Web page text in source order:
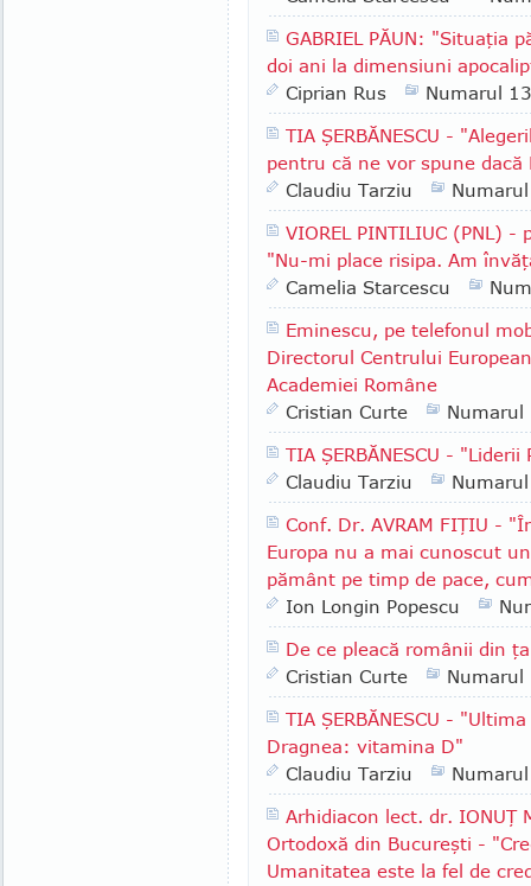
GABRIEL PĂUN: "Situaţia
doi ani la dimensiuni
Ciprian Rus
Numarul
TIA ŞERBĂNESCU -
pentru că ne vor spune
Claudiu Tarziu
VIOREL PINTILIUC (PNL)
"Nu-mi place risipa. Am
Camelia Starcescu
Eminescu, pe telefonul
Directorul Centrului
Academiei Române
Cristian Curte
Numarul
TIA ŞERBĂNESCU -
Claudiu Tarziu
Conf. Dr. AVRAM FIŢIU -
Europa nu a mai cunoscut
pământ pe timp de pace,
Ion Longin Popescu
De ce pleacă românii din
Cristian Curte
Numarul
TIA ŞERBĂNESCU -
Dragnea: vitamina D"
Claudiu Tarziu
Arhidiacon lect. dr. IONUŢ
Ortodoxă din Bucureşti -
Umanitatea este la fel de